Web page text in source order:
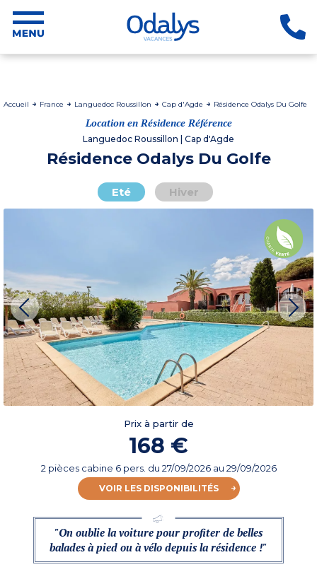
Accueil France Languedoc Roussillon Cap d'Agde Résidence Odalys Du Golfe
Location en Résidence Référence
Languedoc Roussillon | Cap d'Agde
Résidence Odalys Du Golfe
Eté Hiver
Prix à partir de
168 €
2 pièces cabine 6 pers. du 27/09/2026au 29/09/2026
VOIR LES DISPONIBILITÉS
"On oublie la voiture pour profiter de belles
balades à pied ou à vélo depuis la résidence !"